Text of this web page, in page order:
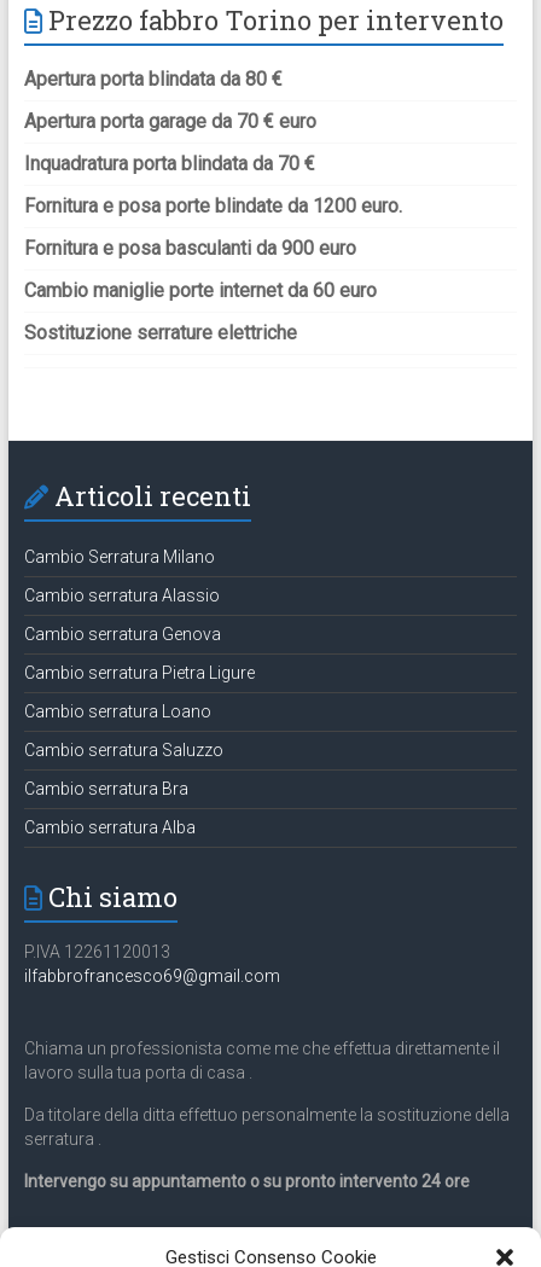
Gestisci Consenso Cookie
Prezzo fabbro Torino per intervento
Apertura porta blindata da 80 €
Apertura porta garage da 70 € euro
Inquadratura porta blindata da 70 €
Fornitura e posa porte blindate da 1200 euro.
Fornitura e posa basculanti da 900 euro
Cambio maniglie porte internet da 60 euro
Sostituzione serrature elettriche
Articoli recenti
Cambio Serratura Milano
Cambio serratura Alassio
Cambio serratura Genova
Cambio serratura Pietra Ligure
Cambio serratura Loano
Cambio serratura Saluzzo
Cambio serratura Bra
Cambio serratura Alba
Chi siamo
P.IVA 12261120013
ilfabbrofrancesco69@gmail.com
Chiama un professionista come me che effettua direttamente il
lavoro sulla tua porta di casa .
Da titolare della ditta effettuo personalmente la sostituzione della
serratura .
Intervengo su appuntamento o su pronto intervento 24 ore